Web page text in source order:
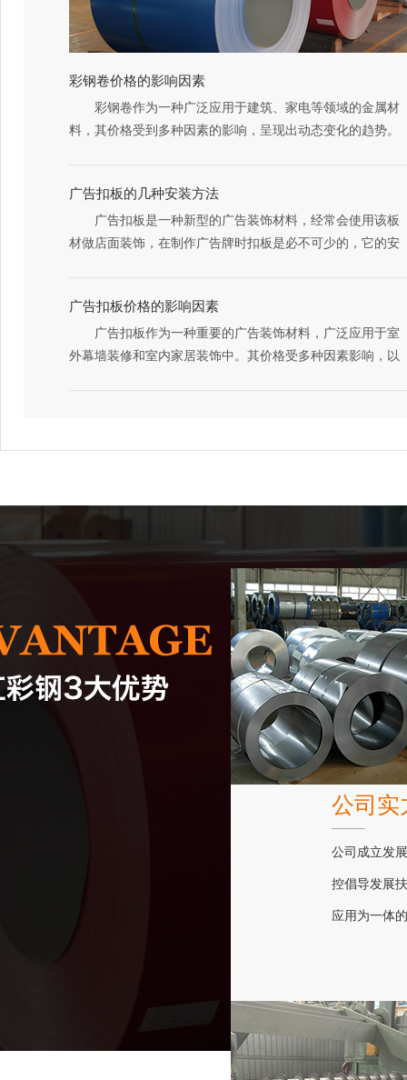
彩钢卷价格的影响因素
彩钢卷作为一种广泛应用于建筑、家电等领域的金属材
料，其价格受到多种因素的影响，呈现出动态变化的趋势。
同。同时，产品的厚度越大，生产成本越高，价格通常也越
2、厂家与品牌的不同也会导致价格的差异。知名品牌
场份额，可能会采取低价策略。
3、市场供需关系是决定价格波动的核心要素。当市场
需求旺盛时，其价格往往上涨；而当市场供应过剩时，价格
了一定的压制。
钢板的成本及价格，而生产成本、运输费用的提高则会增加
企业的运营成本，进而推高它的价格。政策法规的调整，如
环保政策、税收政策等，也会对市场产生重要影响，进而影
综上所述，彩钢卷价格受到多种因素的影响，呈现出动
态变化的趋势。购买者在选择时应根据自身需求和预算进行
权衡，并密切关注市场动态和行业趋势，以便更好地把握卷
材价格的变化规律。同时，企业也应加强成本管理、提高产
品质量和技术研发能力，以应对市场变化带来的挑战。
广告扣板的几种安装方法
广告扣板是一种新型的广告装饰材料，经常会使用该板
材做店面装饰，在制作广告牌时扣板是必不可少的，它的安
以水平线为基准确定吊顶的标高位置并弹线，找出房间中间
点，并沿吊顶的标高水平线，以房间中间点在墙上画好龙骨
分档位置线。
线后，确定吊杆下端头的高度，安装预先加工好的吊杆，吊
5、安装边龙骨：按天花净高要求在墙四周用水泥钉固
定边沿龙骨，水泥钉间距不大于300㎜。
6、安装次龙骨：根据广告扣板的规格尺寸，安装与板
配套的次龙骨，次龙骨通过吊挂件吊挂在主龙骨上。
7、扣板固定：在扣板上钻自攻螺丝，采用龙骨插接的
方式将扣板固定。
8、装上扣板，两头上中下别离打上自攻螺丝，再将二
块兼并首块拼接母槽，接着在二片的拼接母槽上中下各打一
颗自攻螺丝，以此类推。
9、在装配面积的中间位置垂直次龙骨方向拉一条基准
线，对齐基准线向两边安装，安装时，轻拿轻放，并顺着翻
边部位顺序将方板两边轻压，卡进龙骨后再推紧。
实际使用时，我们可以按照上述步骤来安装广告扣板。
安装完成后，要注意把板面全部擦拭干净，不得有污物。以
广告扣板价格的影响因素
广告扣板作为一种重要的广告装饰材料，广泛应用于室
外幕墙装修和室内家居装饰中。其价格受多种因素影响，以
格亲民。
2、品牌与生产工艺也对广告扣板价格产生显著影响。
知名品牌通常拥有更高的品牌影响力和产品质量保障，因此
其产品价格一般会更高。同时，生产工艺的复杂程度也会影
响扣板的价格。一些高品质产品采用先进的生产工艺，如覆
膜、喷涂等，这些工艺不仅提高了扣板的外观质感，也增加
了其成本。
3、尺寸与市场需求也是影响扣板价格的重要因素。特
定尺寸或市场需求的扣板可能会因为供应关系而价格波动。
同时，不同地区由于经济发展、原材料成本等方面的差异，
综上所述，广告扣板的价格受材质、品牌与生产工艺、
尺寸与市场需求以及地域因素等多种因素影响。在购买时，
消费者应根据自己的实际需求和预算进行综合考虑，选择性
价比高的产品。同时，也应注意产品的质量和服务，确保扣
公司实
公司成立发
控倡导发展
应用为一体